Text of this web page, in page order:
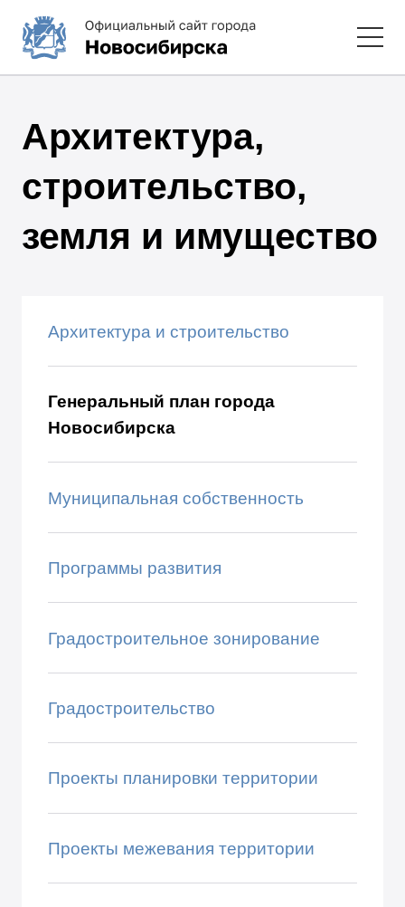
Архитектура,
строительство,
земля и имущество
Архитектура и строительство
Генеральный план города
Новосибирска
Муниципальная собственность
Программы развития
Градостроительное зонирование
Градостроительство
Проекты планировки территории
Проекты межевания территории